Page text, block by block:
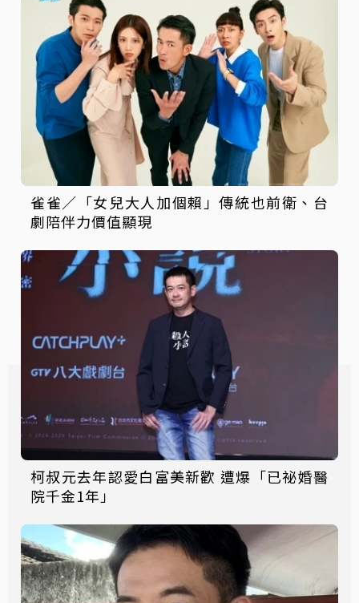
雀雀／「女兒大人加個賴」傳統也前衛、台
劇陪伴力價值顯現
柯叔元去年認愛白富美新歡 遭爆「已祕婚醫
院千金1年」